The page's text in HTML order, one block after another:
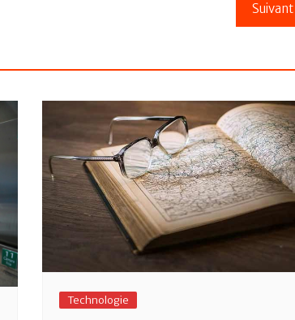
Suivant
Technologie